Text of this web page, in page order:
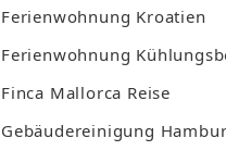
Ferienwohnung Kroatien
Ferienwohnung
Finca Mallorca Reise
Gebäudereinigung